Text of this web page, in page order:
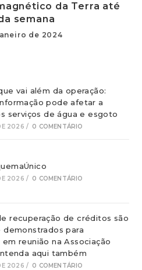
da Terra até
semana
de 2024
vai além da operação:
pode afetar a
serviços de água e esgoto
2026 / 0 COMENTÁRIO
2026 / 0 COMENTÁRIO
recuperação de créditos são
demonstrados para
reunião na Associação
aqui também
2026 / 0 COMENTÁRIO